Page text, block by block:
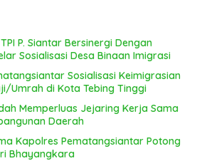
P. Siantar Bersinergi Dengan
Sosialisasi Desa Binaan Imigrasi
Sosialisasi Keimigrasian
Umrah di Kota Tebing Tinggi
Memperluas Jejaring Kerja Sama
Daerah
Kapolres Pematangsiantar Potong
Bhayangkara